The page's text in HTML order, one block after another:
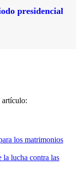
presidencial
artículo:
los matrimonios
lucha contra las